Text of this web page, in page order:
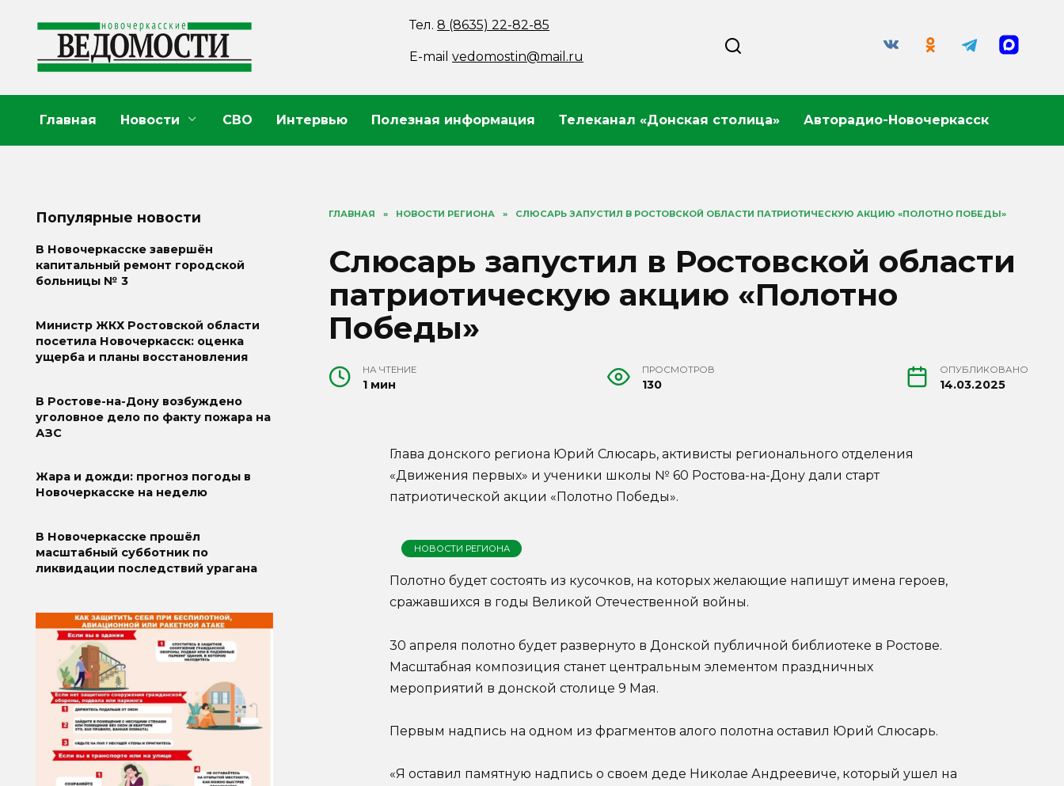
содержанию
Тел.8 (8635) 22-82-85
E-mailvedomostin@mail.ru
Главная Новости СВО Интервью Полезная информация Телеканал «Донская столица» Авторадио-Новочеркасск
ГЛАВНАЯ » НОВОСТИ РЕГИОНА » СЛЮСАРЬ ЗАПУСТИЛ В РОСТОВСКОЙ ОБЛАСТИ ПАТРИОТИЧЕСКУЮ АКЦИЮ «ПОЛОТНО ПОБЕДЫ»
Слюсарь запустил в Ростовской области
патриотическую акцию «Полотно
Победы»
НА ЧТЕНИЕ
1 мин
ПРОСМОТРОВ
130
ОПУБЛИКОВАНО
14.03.2025
Глава донского региона Юрий Слюсарь, активисты регионального отделения
«Движения первых» и ученики школы № 60 Ростова-на-Дону дали старт
патриотической акции «Полотно Победы».
НОВОСТИ РЕГИОНА
Полотно будет состоять из кусочков, на которых желающие напишут имена героев,
сражавшихся в годы Великой Отечественной войны.
30 апреля полотно будет развернуто в Донской публичной библиотеке в Ростове.
Масштабная композиция станет центральным элементом праздничных
мероприятий в донской столице 9 Мая.
Первым надпись на одном из фрагментов алого полотна оставил Юрий Слюсарь.
«Я оставил памятную надпись о своем деде Николае Андреевиче, который ушел на
Популярные новости
В Новочеркасске завершён
капитальный ремонт городской
больницы № 3
Министр ЖКХ Ростовской области
посетила Новочеркасск: оценка
ущерба и планы восстановления
В Ростове-на-Дону возбуждено
уголовное дело по факту пожара на
АЗС
Жара и дожди: прогноз погоды в
Новочеркасске на неделю
В Новочеркасске прошёл
масштабный субботник по
ликвидации последствий урагана